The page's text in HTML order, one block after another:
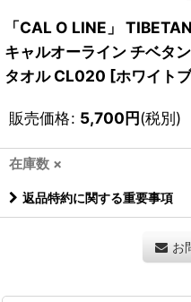
「CAL O LINE」
キャルオーライン チベタ
タオル CL020 [ホワイト
販売価格: 5,700円(税別)
在庫数 ×
返品特約に関する重要事項
お